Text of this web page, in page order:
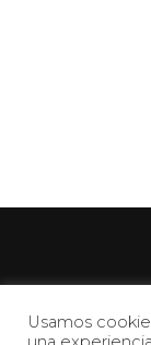
Usamos